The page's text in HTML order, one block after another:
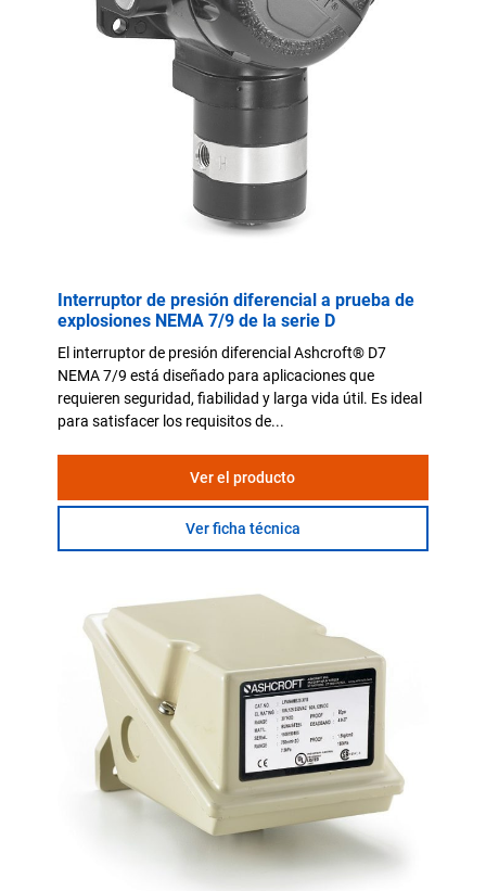
Interruptor de presión diferencial a prueba de
explosiones NEMA 7/9 de la serie D
El interruptor de presión diferencial Ashcroft® D7
NEMA 7/9 está diseñado para aplicaciones que
requieren seguridad, fiabilidad y larga vida útil. Es ideal
para satisfacer los requisitos de...
Ver el producto
Ver ficha técnica